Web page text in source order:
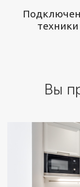
техники
Вы